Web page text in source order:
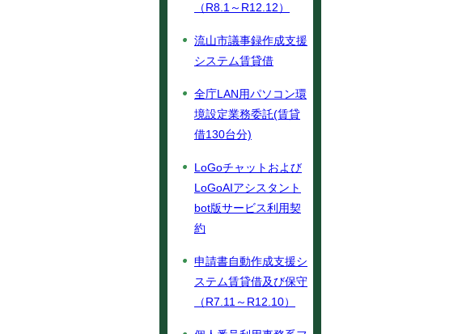
（R8.1～R12.12）
流山市議事録作成支援
システム賃貸借
全庁LAN用パソコン環
境設定業務委託(賃貸
借130台分)
LoGoチャットおよび
LoGoAIアシスタント
bot版サービス利用契
約
申請書自動作成支援シ
ステム賃貸借及び保守
（R7.11～R12.10）